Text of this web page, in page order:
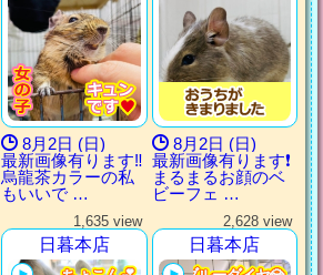
8月2日 (日)
最新画像有ります‼️
烏龍茶カラーの私
もいいで …
8月2日 (日)
最新画像有ります❗️
まるまるお顔のベ
ビーフェ …
1,635 view
日暮本店
2,628 view
日暮本店